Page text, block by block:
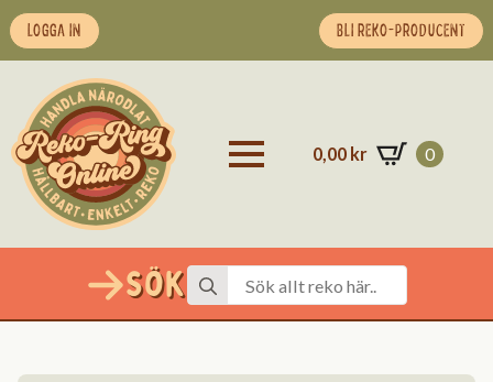
LOGGA IN BLI REKO-PRODUCENT
0,00 kr 0
Sök Search
for: